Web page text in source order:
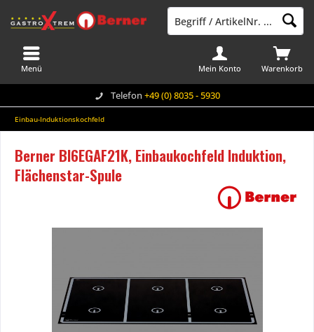
Telefon +49 (0) 8035 - 5930
Warenkorb
Mein Konto
Menü
Einbau-Induktionskochfeld
Berner BI6EGAF21K, Einbaukochfeld Induktion,
Flächenstar-Spule